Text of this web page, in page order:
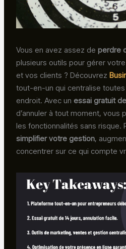
Vous en avez assez deperdre
plusieurs outils pour gérer
et vos clients ? Découvrez
tout-en-un qui centralise
endroit. Avec un essai gratuit
d’annuler à tout moment, vous
les fonctionnalités sans risque.
simplifier votre gestion,
concentrer sur ce qui compte